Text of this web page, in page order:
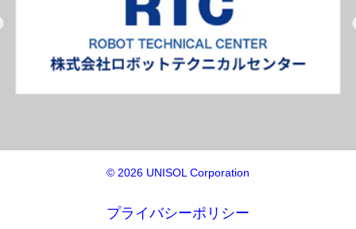
© 2026 UNISOL Corporation
プライバシーポリシー